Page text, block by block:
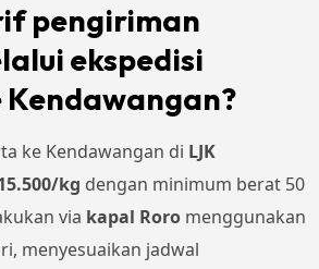
pengiriman
ekspedisi
ke Kendawangan di LJK
kg dengan minimum berat 50
via kapal Roro menggunakan
menyesuaikan jadwal